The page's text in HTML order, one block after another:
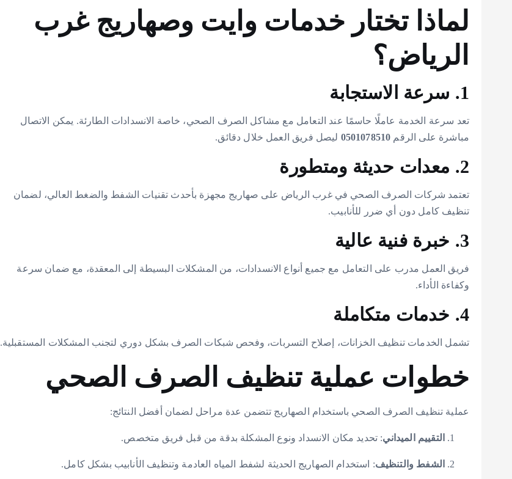
لماذا تختار خدمات وايت وصهاريج غرب
الرياض؟
1. سرعة الاستجابة
تعد سرعة الخدمة عاملًا حاسمًا عند التعامل مع مشاكل الصرف الصحي، خاصة الانسدادات الطارئة. يمكن الاتصال
مباشرة على الرقم 0501078510 ليصل فريق العمل خلال دقائق.
2. معدات حديثة ومتطورة
تعتمد شركات الصرف الصحي في غرب الرياض على صهاريج مجهزة بأحدث تقنيات الشفط والضغط العالي، لضمان
تنظيف كامل دون أي ضرر للأنابيب.
3. خبرة فنية عالية
فريق العمل مدرب على التعامل مع جميع أنواع الانسدادات، من المشكلات البسيطة إلى المعقدة، مع ضمان سرعة
وكفاءة الأداء.
4. خدمات متكاملة
تشمل الخدمات تنظيف الخزانات، إصلاح التسربات، وفحص شبكات الصرف بشكل دوري لتجنب المشكلات المستقبلية.
خطوات عملية تنظيف الصرف الصحي
عملية تنظيف الصرف الصحي باستخدام الصهاريج تتضمن عدة مراحل لضمان أفضل النتائج:
التقييم الميداني: تحديد مكان الانسداد ونوع المشكلة بدقة من قبل فريق متخصص.
الشفط والتنظيف: استخدام الصهاريج الحديثة لشفط المياه العادمة وتنظيف الأنابيب بشكل كامل.